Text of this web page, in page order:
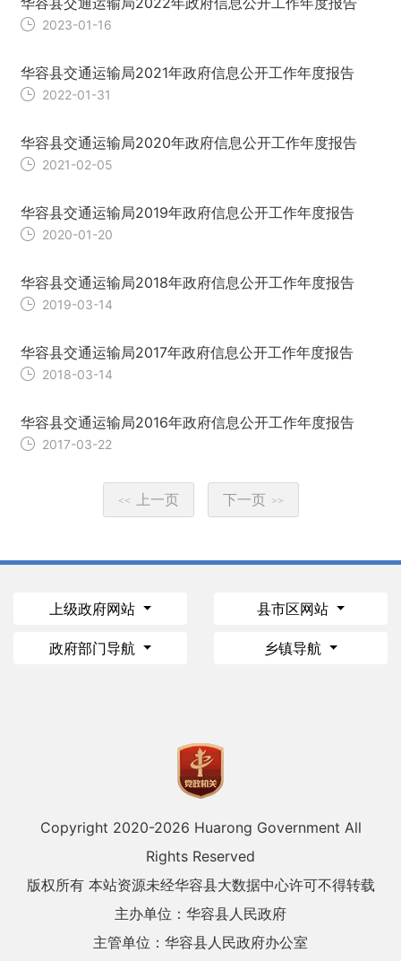
2023-01-16
华容县交通运输局2021年政府信息公开工作年度报告
2022-01-31
华容县交通运输局2020年政府信息公开工作年度报告
2021-02-05
华容县交通运输局2019年政府信息公开工作年度报告
2020-01-20
华容县交通运输局2018年政府信息公开工作年度报告
2019-03-14
华容县交通运输局2017年政府信息公开工作年度报告
2018-03-14
华容县交通运输局2016年政府信息公开工作年度报告
2017-03-22
<< 上一页 下一页 >>
上级政府网站 县市区网站
政府部门导航 乡镇导航
Copyright 2020-2026 Huarong Government All
Rights Reserved
版权所有 本站资源未经华容县大数据中心许可不得转载
主办单位：华容县人民政府
主管单位：华容县人民政府办公室